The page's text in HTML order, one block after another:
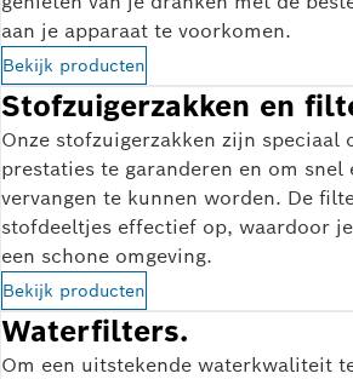
aan je apparaat te voorkomen.
Bekijk producten
Stofzuigerzakken en
Onze stofzuigerzakken zijn speciaal
prestaties te garanderen en om snel
vervangen te kunnen worden. De
stofdeeltjes effectief op, waardoor
een schone omgeving.
Bekijk producten
Waterfilters.
Om een uitstekende waterkwaliteit